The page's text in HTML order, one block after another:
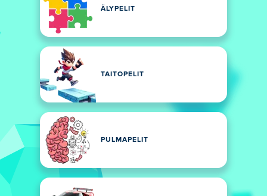
ÄLYPELIT
TAITOPELIT
PULMAPELIT